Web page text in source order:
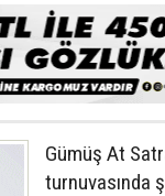
Gümüş At
turnuvasında